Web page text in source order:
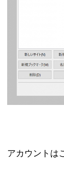
アカウントは